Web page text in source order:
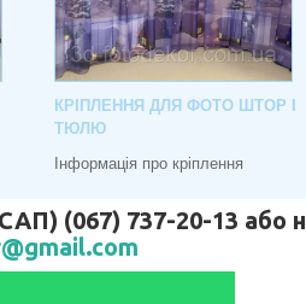
КРІПЛЕННЯ ДЛЯ ФОТО ШТОР І
ТЮЛЮ
Інформація про кріплення
(067) 737-20-13 або